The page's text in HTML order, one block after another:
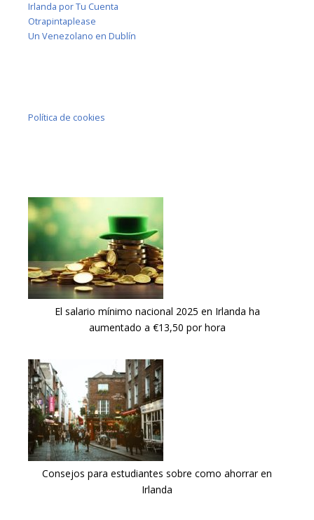
Irlanda por Tu Cuenta
Otrapintaplease
Un Venezolano en Dublín
Política de cookies
El salario mínimo nacional 2025 en Irlanda ha
aumentado a €13,50 por hora
Consejos para estudiantes sobre como ahorrar en
Irlanda